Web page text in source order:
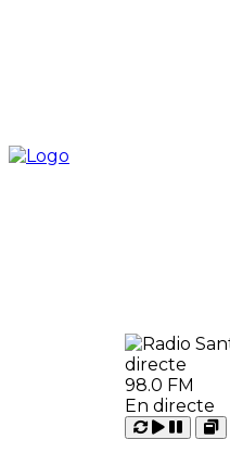
98.0 FM
En directe
Carregant
Reproduir
Pausar